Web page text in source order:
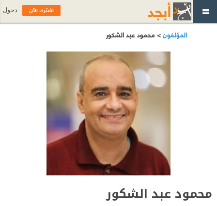
المؤلفون> محمود عبد الشكور
محمود عبد الشكور
اشترك الآن دخول